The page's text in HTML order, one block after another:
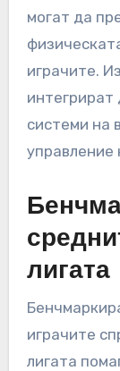
могат да
играчите.
системи на
управление
лигата
играчите
лигата